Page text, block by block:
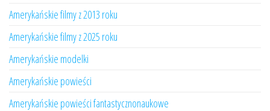
Amerykańskie filmy z 2013 roku
Amerykańskie filmy z 2025 roku
Amerykańskie modelki
Amerykańskie powieści
Amerykańskie powieści fantastycznonaukowe